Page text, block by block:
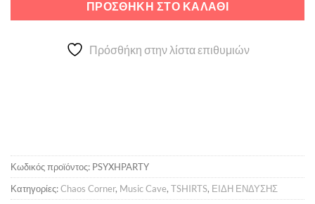
ΠΡΟΣΘΉΚΗ ΣΤΟ ΚΑΛΆΘΙ
Πρόσθήκη στην λίστα επιθυμιών
Κωδικός προϊόντος: PSYXHPARTY
Κατηγορίες:Chaos Corner, Music Cave, TSHIRTS, ΕΙΔΗ ΕΝΔΥΣΗΣ